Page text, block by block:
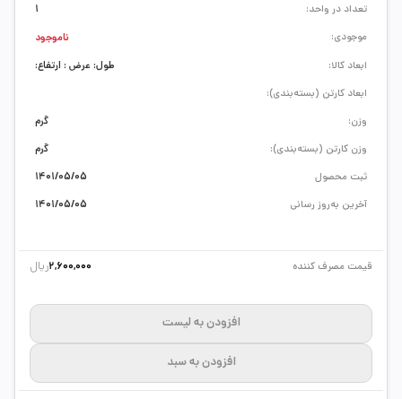
ابعاد کالا:
طول: عرض : ارتفاع:
ابعاد کارتن (بسته‌بندی):
وزن:
گرم
وزن کارتن (بسته‌بندی):
گرم
ثبت محصول
1401/05/05
آخرین به‌روز رسانی
1401/05/05
تعداد در واحد:
1
موجودی:
ناموجود
قیمت مصرف کننده 2,600,000ریال
افزودن به لیست
افزودن به سبد